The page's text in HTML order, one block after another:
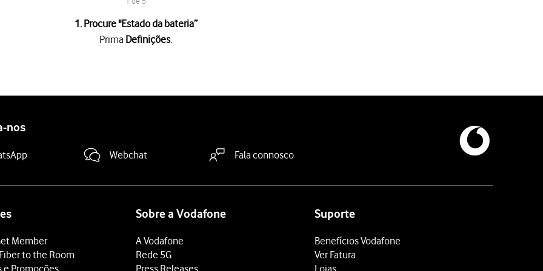
1. Procure "Estado da bateria”
Prima Definições.
nos
Webchat Fala connosco
Member
to the Room
e Promoções
Sobre a Vodafone
A Vodafone
Rede 5G
Press Releases
Suporte
Benefícios Vodafone
Ver Fatura
Lojas